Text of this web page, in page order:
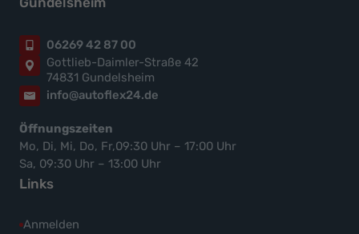
06269 42 87 00
Gottlieb-Daimler-Straße 42
74831 Gundelsheim
info@autoflex24.de
Öffnungszeiten
Mo, Di, Mi, Do, Fr,09:30 Uhr – 17:00 Uhr
Sa, 09:30 Uhr – 13:00 Uhr
Links
Anmelden